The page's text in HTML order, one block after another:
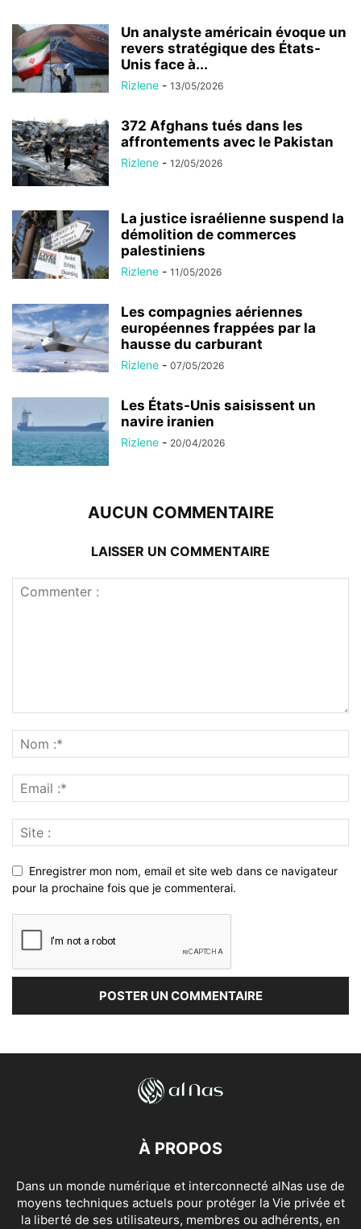
Un analyste américain évoque un
revers stratégique des États-
Unis face à...
Rizlene - 13/05/2026
372 Afghans tués dans les
affrontements avec le Pakistan
Rizlene - 12/05/2026
La justice israélienne suspend la
démolition de commerces
palestiniens
Rizlene - 11/05/2026
Les compagnies aériennes
européennes frappées par la
hausse du carburant
Rizlene - 07/05/2026
Les États-Unis saisissent un
navire iranien
Rizlene - 20/04/2026
AUCUN COMMENTAIRE
LAISSER UN COMMENTAIRE
Enregistrer mon nom, email et site web dans ce navigateur
pour la prochaine fois que je commenterai.
À PROPOS
Dans un monde numérique et interconnecté alNas use de
moyens techniques actuels pour protéger la Vie privée et
la liberté de ses utilisateurs, membres ou adhérents, en